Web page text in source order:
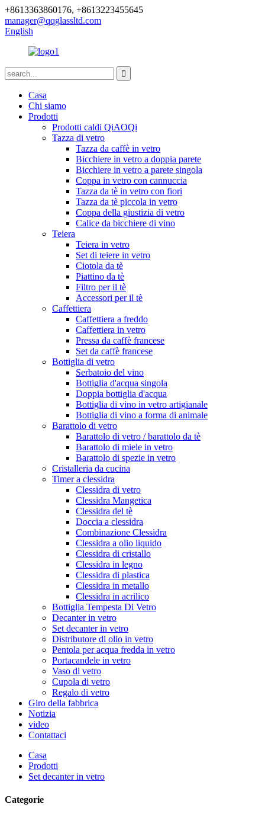
+8613363860176, +8613223455645
manager@qqglassltd.com
English
Casa
Chi siamo
Prodotti
Prodotti caldi QiAOQi
Tazza di vetro
Tazza da caffè in vetro
Bicchiere in vetro a doppia parete
Bicchiere in vetro a parete singola
Coppa in vetro con cannuccia
Tazza da tè in vetro con fiori
Tazza da tè piccola in vetro
Coppa della giustizia di vetro
Calice da bicchiere di vino
Teiera
Teiera in vetro
Set di teiere in vetro
Ciotola da tè
Piattino da tè
Filtro per il tè
Accessori per il tè
Caffettiera
Caffettiera a freddo
Caffettiera in vetro
Pressa da caffè francese
Set da caffè francese
Bottiglia di vetro
Serbatoio del vino
Bottiglia d'acqua singola
Doppia bottiglia d'acqua
Bottiglia di vino in vetro artigianale
Bottiglia di vino a forma di animale
Barattolo di vetro
Barattolo di vetro / barattolo da tè
Barattolo di miele in vetro
Barattolo di spezie in vetro
Cristalleria da cucina
Timer a clessidra
Clessidra di vetro
Clessidra Mangetica
Clessidra del tè
Doccia a clessidra
Combinazione Clessidra
Clessidra a olio liquido
Clessidra di cristallo
Clessidra in legno
Clessidra di plastica
Clessidra in metallo
Clessidra in acrilico
Bottiglia Tempesta Di Vetro
Decanter in vetro
Set decanter in vetro
Distributore di olio in vetro
Pentola per acqua fredda in vetro
Portacandele in vetro
Vaso di vetro
Cupola di vetro
Regalo di vetro
Giro della fabbrica
Notizia
video
Contattaci
Casa
Prodotti
Set decanter in vetro
Categorie